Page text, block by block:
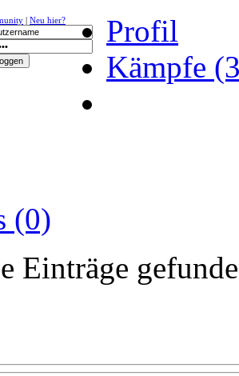
| Neu hier?
Profil
Kämpfe
(0)
Einträge